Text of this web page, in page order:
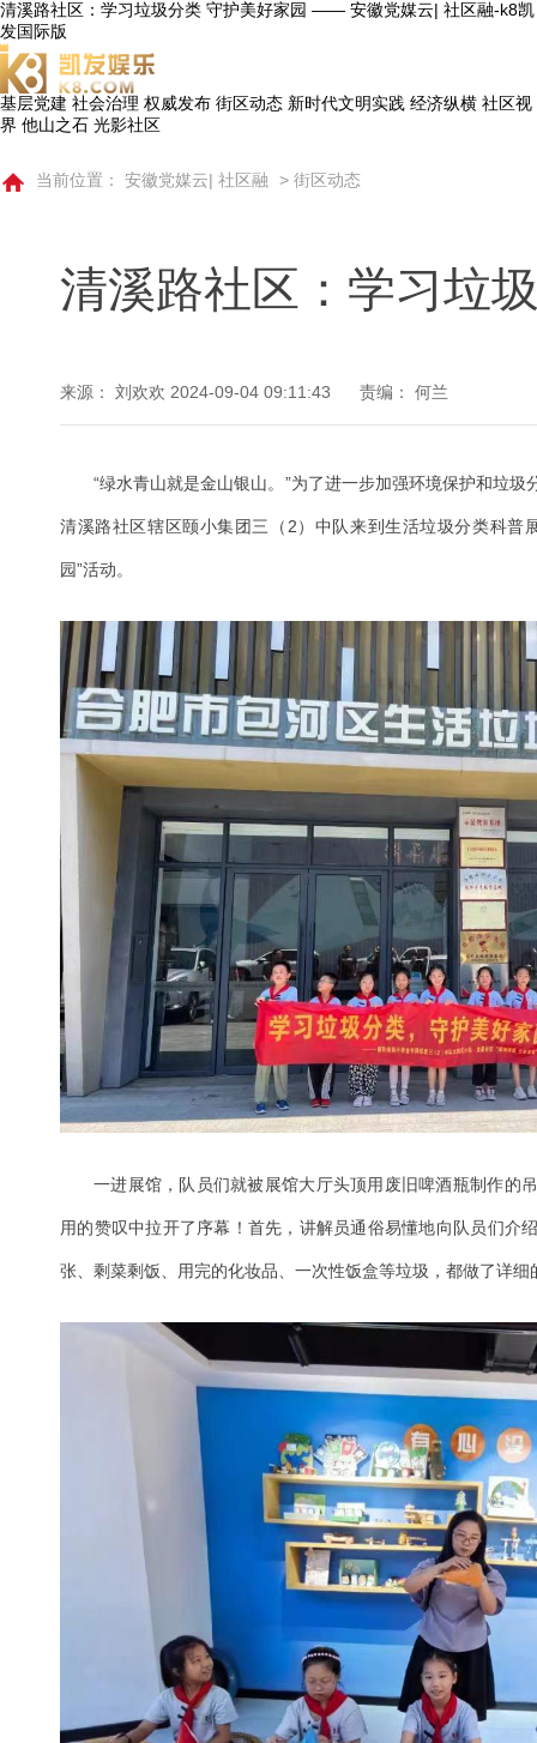
清溪路社区：学习垃圾分类 守护美好家园 —— 安徽党媒云| 社区融-k8凯
发国际版
基层党建 社会治理 权威发布 街区动态 新时代文明实践 经济纵横 社区视
界 他山之石 光影社区
当前位置： 安徽党媒云| 社区融 > 街区动态
清溪路社区：学习垃
来源： 刘欢欢 2024-09-04 09:11:43 责编： 何兰
“绿水青山就是金山银山。”为了进一步加强环境保护和垃
清溪路社区辖区颐小集团三（2）中队来到生活垃圾分类科普
园”活动。
一进展馆，队员们就被展馆大厅头顶用废旧啤酒瓶制作的
用的赞叹中拉开了序幕！首先，讲解员通俗易懂地向队员们介
张、剩菜剩饭、用完的化妆品、一次性饭盒等垃圾，都做了详细